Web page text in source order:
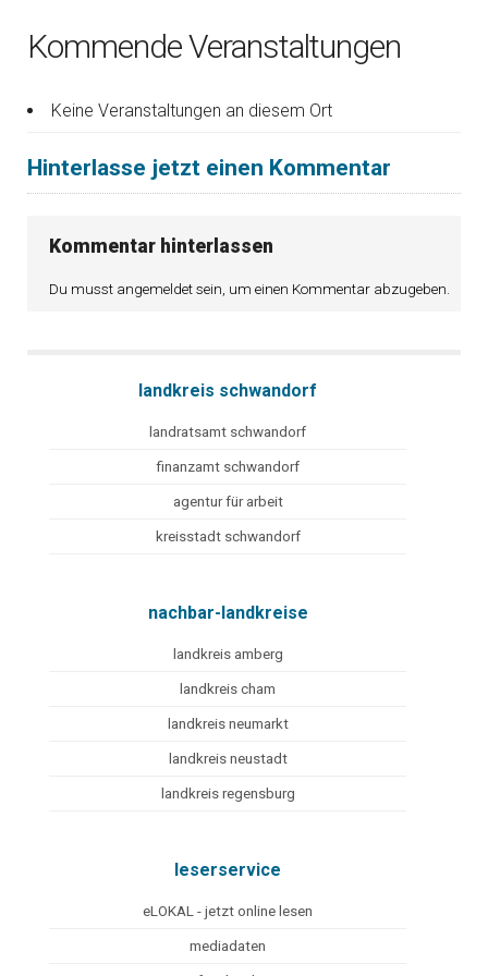
Kommende Veranstaltungen
Keine Veranstaltungen an diesem Ort
Hinterlasse jetzt einen Kommentar
Kommentar hinterlassen
Du musst angemeldetsein, um einen Kommentar abzugeben.
landkreis schwandorf
landratsamt schwandorf
finanzamt schwandorf
agentur für arbeit
kreisstadt schwandorf
nachbar-landkreise
landkreis amberg
landkreis cham
landkreis neumarkt
landkreis neustadt
landkreis regensburg
leserservice
eLOKAL - jetzt online lesen
mediadaten